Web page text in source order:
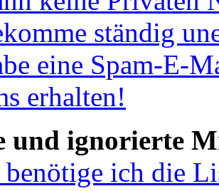
ständig
eine Spam-E-
erhalten!
und ignorierte
ich die